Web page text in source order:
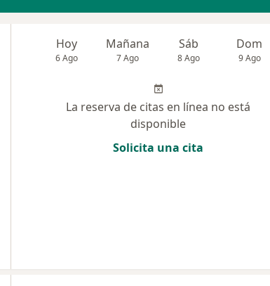
Hoy
6 Ago
Mañana
7 Ago
Sáb
8 Ago
Dom
9 Ago
La reserva de citas en línea no está
disponible
Solicita una cita